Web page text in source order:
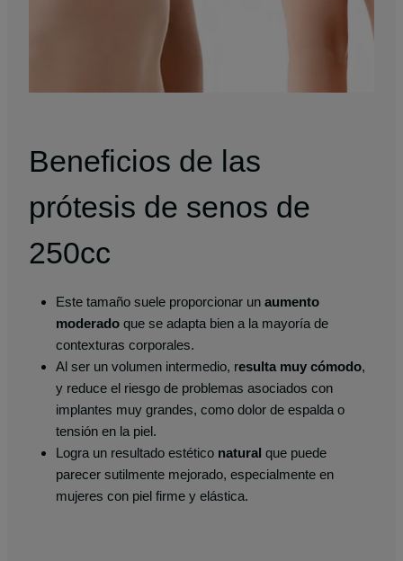
Beneficios de las
prótesis de senos de
250cc
Este tamaño suele proporcionar un aumento
moderado que se adapta bien a la mayoría de
contexturas corporales.
Al ser un volumen intermedio, resulta muy cómodo,
y reduce el riesgo de problemas asociados con
implantes muy grandes, como dolor de espalda o
tensión en la piel.
Logra un resultado estético natural que puede
parecer sutilmente mejorado, especialmente en
mujeres con piel firme y elástica.